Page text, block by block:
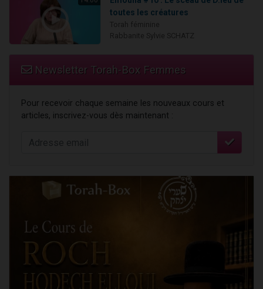
toutes les créatures
Newsletter Torah-Box Femmes
Pour recevoir chaque semaine les nouveaux cours et
articles, inscrivez-vous dès maintenant :